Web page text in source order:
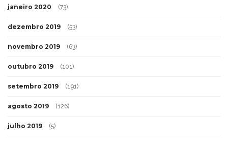
janeiro 2020 (73)
dezembro 2019 (53)
novembro 2019 (63)
outubro 2019 (101)
setembro 2019 (191)
agosto 2019 (126)
julho 2019 (5)